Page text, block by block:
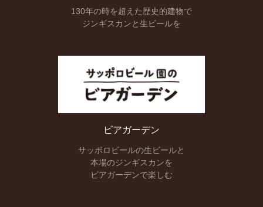
130年の時を超えた歴史的建物で
ジンギスカンと生ビールを
ビアガーデン
サッポロビールの生ビールと
本場のジンギスカンを
ビアガーデンで楽しむ